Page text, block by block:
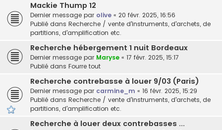
Mackie Thump 12
Dernier message par olive « 20 févr. 2025, 16:56
Publié dans Recherche / vente d'instruments, d'archets, de
partitions, d'amplification etc.
Recherche hébergement 1 nuit Bordeaux
Dernier message par Maryse « 17 févr. 2025, 15:17
Publié dans Fourre tout
Recherche contrebasse à louer 9/03 (Paris)
Dernier message par carmine_m « 16 févr. 2025, 15:29
Publié dans Recherche / vente d'instruments, d'archets, de
partitions, d'amplification etc.
Recherche à louer deux contrebasses ...